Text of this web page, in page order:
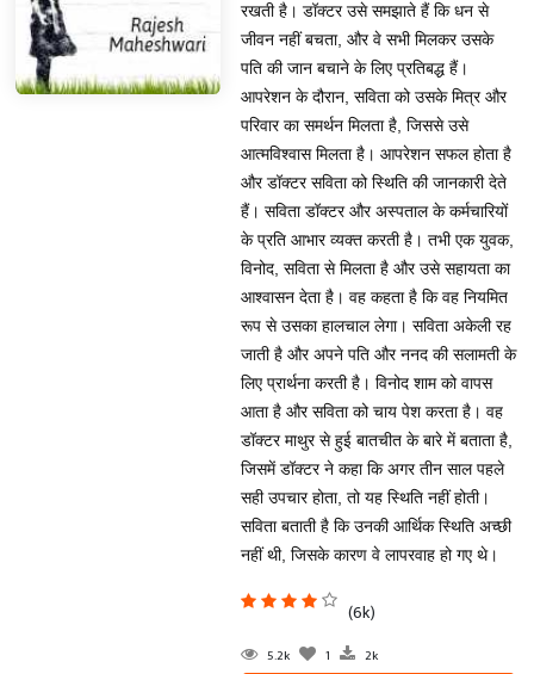
रखती है। डॉक्टर उसे समझाते हैं कि धन से
जीवन नहीं बचता, और वे सभी मिलकर उसके
पति की जान बचाने के लिए प्रतिबद्ध हैं।
आपरेशन के दौरान, सविता को उसके मित्र और
परिवार का समर्थन मिलता है, जिससे उसे
आत्मविश्वास मिलता है। आपरेशन सफल होता है
और डॉक्टर सविता को स्थिति की जानकारी देते
हैं। सविता डॉक्टर और अस्पताल के कर्मचारियों
के प्रति आभार व्यक्त करती है। तभी एक युवक,
विनोद, सविता से मिलता है और उसे सहायता का
आश्वासन देता है। वह कहता है कि वह नियमित
रूप से उसका हालचाल लेगा। सविता अकेली रह
जाती है और अपने पति और ननद की सलामती के
लिए प्रार्थना करती है। विनोद शाम को वापस
आता है और सविता को चाय पेश करता है। वह
डॉक्टर माथुर से हुई बातचीत के बारे में बताता है,
जिसमें डॉक्टर ने कहा कि अगर तीन साल पहले
सही उपचार होता, तो यह स्थिति नहीं होती।
सविता बताती है कि उनकी आर्थिक स्थिति अच्छी
नहीं थी, जिसके कारण वे लापरवाह हो गए थे।
(6k)
5.2k 1 2k